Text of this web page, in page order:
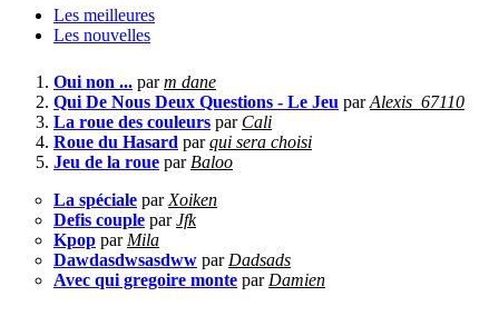
Les meilleures
Les nouvelles
Oui non ... parm dane
Qui De Nous Deux Questions - Le Jeu parAlexis_67110
La roue des couleurs par Cali
Roue du Hasard parqui sera choisi
Jeu de la roue par Baloo
La spéciale par Xoiken
Defis couple parJfk
Kpop par Mila
Dawdasdwsasdww par Dadsads
Avec qui gregoire monte par Damien